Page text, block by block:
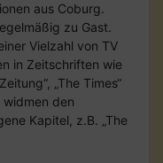
aus Coburg.
zu Gast.
Vielzahl von TV
in Zeitschriften wie
„The Times“
den
Kapitel, z.B. „The